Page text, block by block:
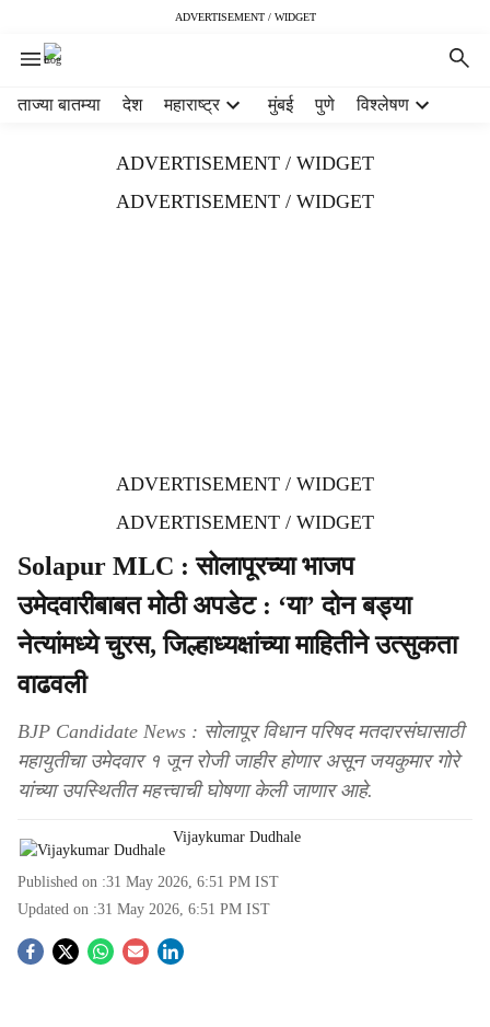
ADVERTISEMENT / WIDGET
ताज्या बातम्या देश महाराष्ट्र मुंबई पुणे विश्लेषण
ADVERTISEMENT / WIDGET
ADVERTISEMENT / WIDGET
ADVERTISEMENT / WIDGET
ADVERTISEMENT / WIDGET
Solapur MLC : सोलापूरच्या भाजप
उमेदवारीबाबत मोठी अपडेट : ‘या’ दोन बड्या
नेत्यांमध्ये चुरस, जिल्हाध्यक्षांच्या माहितीने उत्सुकता
वाढवली
BJP Candidate News : सोलापूर विधान परिषद मतदारसंघासाठी
महायुतीचा उमेदवार १ जून रोजी जाहीर होणार असून जयकुमार गोरे
यांच्या उपस्थितीत महत्त्वाची घोषणा केली जाणार आहे.
Vijaykumar Dudhale
Published on :31 May 2026, 6:51 PM IST
Updated on :31 May 2026, 6:51 PM IST
S